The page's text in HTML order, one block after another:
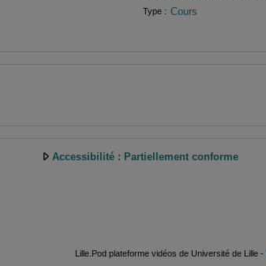
Type : Cours
Accessibilité : Partiellement conforme
Lille.Pod plateforme vidéos de Université de Lille -